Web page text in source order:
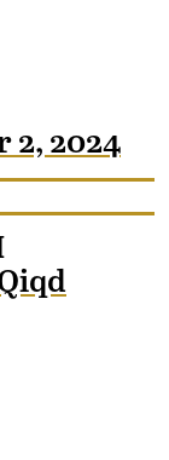
2, 2024